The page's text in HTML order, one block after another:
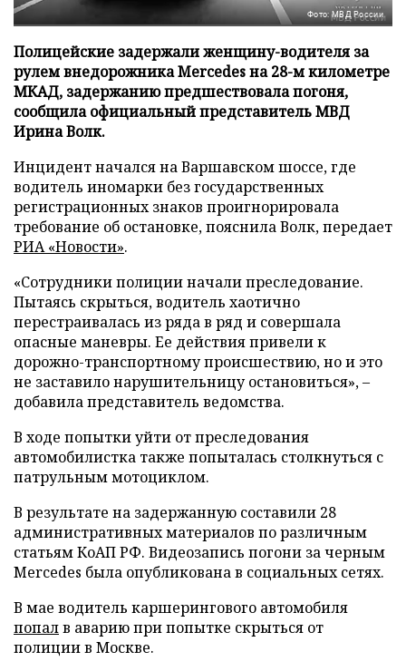
Фото: МВД России
Полицейские задержали женщину-водителя за
рулем внедорожника Mercedes на 28-м километре
МКАД, задержанию предшествовала погоня,
сообщила официальный представитель МВД
Ирина Волк.
Инцидент начался на Варшавском шоссе, где
водитель иномарки без государственных
регистрационных знаков проигнорировала
требование об остановке, пояснила Волк, передает
РИА «Новости».
«Сотрудники полиции начали преследование.
Пытаясь скрыться, водитель хаотично
перестраивалась из ряда в ряд и совершала
опасные маневры. Ее действия привели к
дорожно-транспортному происшествию, но и это
не заставило нарушительницу остановиться», –
добавила представитель ведомства.
В ходе попытки уйти от преследования
автомобилистка также попыталась столкнуться с
патрульным мотоциклом.
В результате на задержанную составили 28
административных материалов по различным
статьям КоАП РФ. Видеозапись погони за черным
Mercedes была опубликована в социальных сетях.
В мае водитель каршерингового автомобиля
попалв аварию при попытке скрыться от
полиции в Москве.